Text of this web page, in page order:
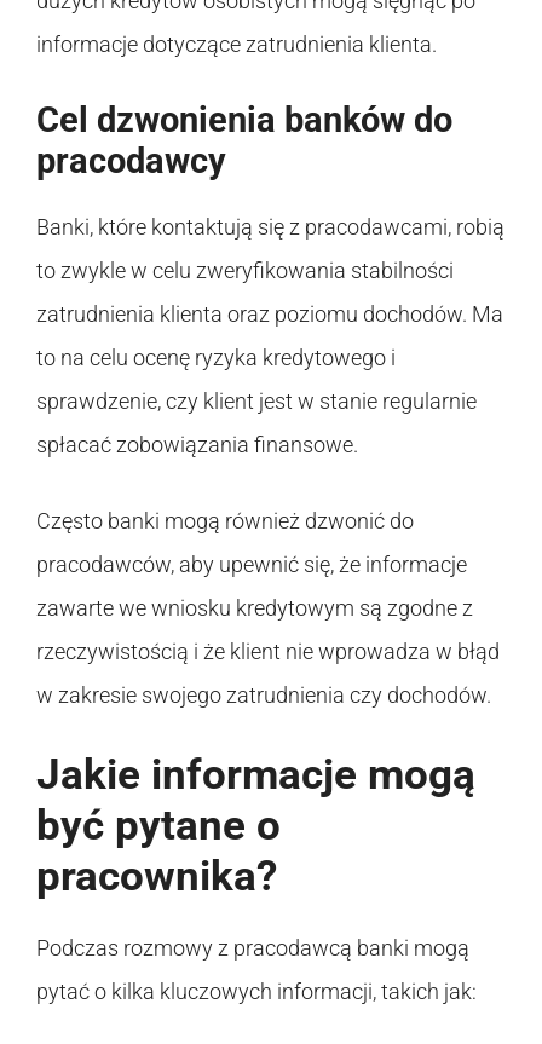
informacje dotyczące zatrudnienia klienta.
Cel dzwonienia banków do
pracodawcy
Banki, które kontaktują się z pracodawcami, robią
to zwykle w celu zweryfikowania stabilności
zatrudnienia klienta oraz poziomu dochodów. Ma
to na celu ocenę ryzyka kredytowego i
sprawdzenie, czy klient jest w stanie regularnie
spłacać zobowiązania finansowe.
Często banki mogą również dzwonić do
pracodawców, aby upewnić się, że informacje
zawarte we wniosku kredytowym są zgodne z
rzeczywistością i że klient nie wprowadza w błąd
w zakresie swojego zatrudnienia czy dochodów.
Jakie informacje mogą
być pytane o
pracownika?
Podczas rozmowy z pracodawcą banki mogą
pytać o kilka kluczowych informacji, takich jak: